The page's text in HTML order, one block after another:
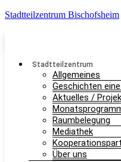
Stadtteilzentrum Bischofsheim
Stadtteilzentrum
Allgemeines
Geschichten
Aktuelles /
Raumbelegung
Mediathek
Über uns